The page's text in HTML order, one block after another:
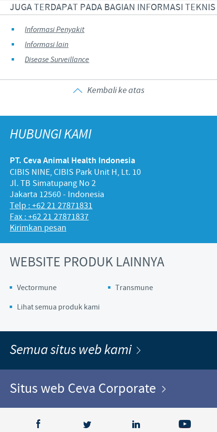
JUGA TERDAPAT PADA BAGIAN INFORMASI TEKNIS
Informasi Penyakit
Informasi lain
Disease Surveillance
Kembali ke atas
HUBUNGI KAMI
PT. Ceva Animal Health Indonesia
CIBIS NINE, CIBIS Park Unit H, Lt. 10
Jl. TB Simatupang No 2
Jakarta 12560 - Indonesia
Telp : +62 21 27871831
Fax : +62 21 27871837
Kirimkan pesan
WEBSITE PRODUK LAINNYA
Vectormune
Transmune
Lihat semua produk kami
Semua situs web kami
Situs web Ceva Corporate